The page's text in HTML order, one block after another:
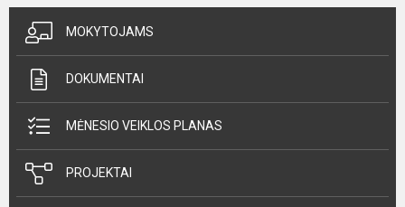
MOKYTOJAMS
DOKUMENTAI
MĖNESIO VEIKLOS PLANAS
PROJEKTAI